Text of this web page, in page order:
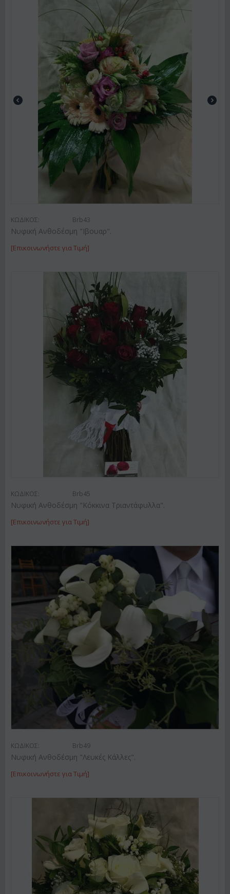
ΚΩΔΙΚΟΣ: Brb43
Νυφική Ανθοδέσμη "Ιβουαρ".
[Επικοινωνήστε για Τιμή]
ΚΩΔΙΚΟΣ: Brb45
Νυφική Ανθοδέσμη "Κόκκινα Τριαντάφυλλα".
[Επικοινωνήστε για Τιμή]
ΚΩΔΙΚΟΣ: Brb49
Νυφική Ανθοδέσμη "Λευκές Κάλλες".
[Επικοινωνήστε για Τιμή]